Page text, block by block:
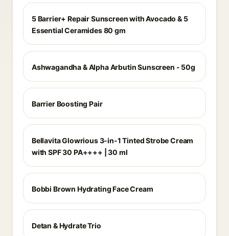
5 Barrier+ Repair Sunscreen with Avocado & 5
Essential Ceramides 80 gm
Ashwagandha & Alpha Arbutin Sunscreen - 50g
Barrier Boosting Pair
Bellavita Glowrious 3-in-1 Tinted Strobe Cream
with SPF 30 PA++++ | 30 ml
Bobbi Brown Hydrating Face Cream
Detan & Hydrate Trio